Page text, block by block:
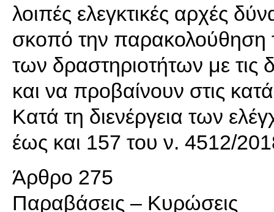
λοιπές ελεγκτικές αρχές
σκοπό την
των δραστηριοτήτων με τις
και να προβαίνουν στις
Κατά τη διενέργεια των
έως και 157 του ν. 4512/
Άρθρο 275
Παραβάσεις – Κυρώσεις